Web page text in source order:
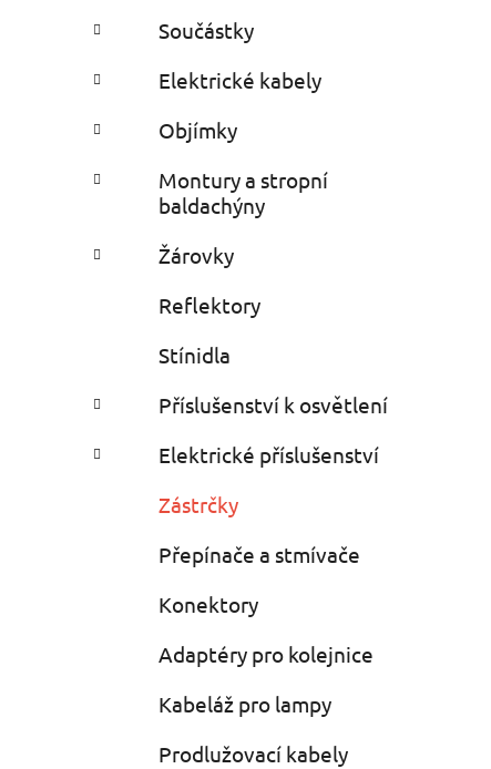
n
p
n
e
l
Součástky
Elektrické kabely
Objímky
Montury a stropní
baldachýny
Žárovky
Reflektory
Stínidla
Příslušenství k osvětlení
Elektrické příslušenství
Zástrčky
Přepínače a stmívače
Konektory
Adaptéry pro kolejnice
Kabeláž pro lampy
Prodlužovací kabely